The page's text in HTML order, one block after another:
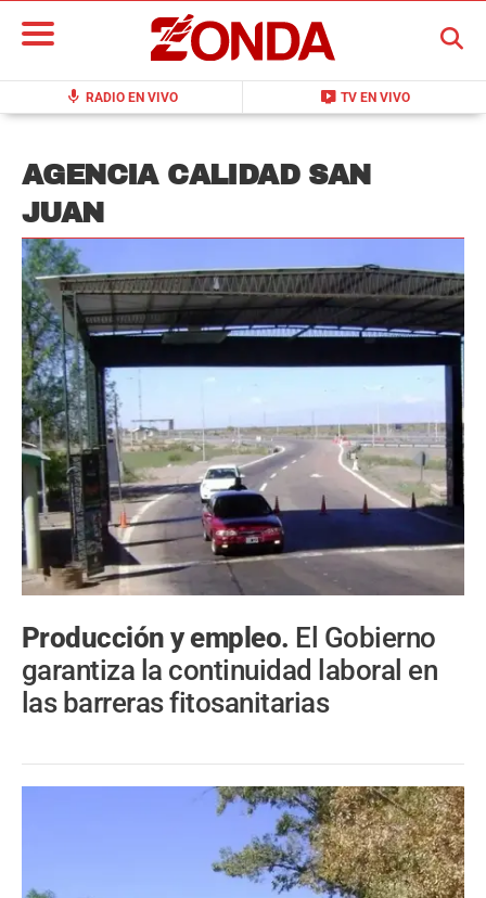
mic RADIO EN VIVO live_tv TV EN VIVO
BUSCAR
AGENCIA CALIDAD SAN
JUAN
Producción y empleo. El Gobierno
garantiza la continuidad laboral en
las barreras fitosanitarias